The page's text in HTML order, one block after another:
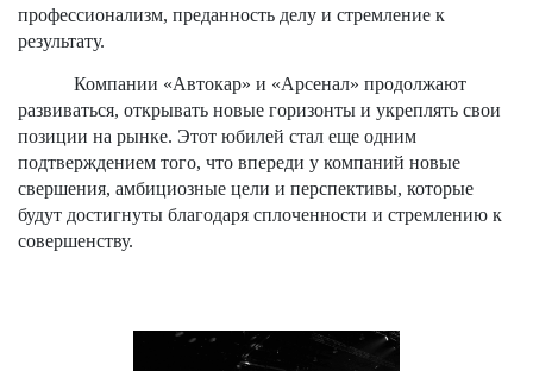
профессионализм, преданность делу и стремление к
результату.
Компании «Автокар» и «Арсенал» продолжают
развиваться, открывать новые горизонты и укреплять свои
позиции на рынке. Этот юбилей стал еще одним
подтверждением того, что впереди у компаний новые
свершения, амбициозные цели и перспективы, которые
будут достигнуты благодаря сплоченности и стремлению к
совершенству.